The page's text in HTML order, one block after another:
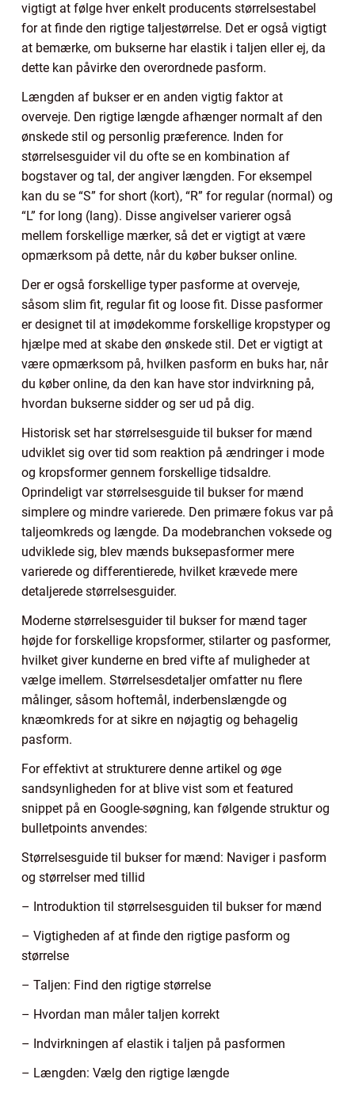
vigtigt at følge hver enkelt producents størrelsestabel
for at finde den rigtige taljestørrelse. Det er også vigtigt
at bemærke, om bukserne har elastik i taljen eller ej, da
dette kan påvirke den overordnede pasform.
Længden af bukser er en anden vigtig faktor at
overveje. Den rigtige længde afhænger normalt af den
ønskede stil og personlig præference. Inden for
størrelsesguider vil du ofte se en kombination af
bogstaver og tal, der angiver længden. For eksempel
kan du se “S” for short (kort), “R” for regular (normal) og
“L” for long (lang). Disse angivelser varierer også
mellem forskellige mærker, så det er vigtigt at være
opmærksom på dette, når du køber bukser online.
Der er også forskellige typer pasforme at overveje,
såsom slim fit, regular fit og loose fit. Disse pasformer
er designet til at imødekomme forskellige kropstyper og
hjælpe med at skabe den ønskede stil. Det er vigtigt at
være opmærksom på, hvilken pasform en buks har, når
du køber online, da den kan have stor indvirkning på,
hvordan bukserne sidder og ser ud på dig.
Historisk set har størrelsesguide til bukser for mænd
udviklet sig over tid som reaktion på ændringer i mode
og kropsformer gennem forskellige tidsaldre.
Oprindeligt var størrelsesguide til bukser for mænd
simplere og mindre varierede. Den primære fokus var på
taljeomkreds og længde. Da modebranchen voksede og
udviklede sig, blev mænds buksepasformer mere
varierede og differentierede, hvilket krævede mere
detaljerede størrelsesguider.
Moderne størrelsesguider til bukser for mænd tager
højde for forskellige kropsformer, stilarter og pasformer,
hvilket giver kunderne en bred vifte af muligheder at
vælge imellem. Størrelsesdetaljer omfatter nu flere
målinger, såsom hoftemål, inderbenslængde og
knæomkreds for at sikre en nøjagtig og behagelig
pasform.
For effektivt at strukturere denne artikel og øge
sandsynligheden for at blive vist som et featured
snippet på en Google-søgning, kan følgende struktur og
bulletpoints anvendes:
Størrelsesguide til bukser for mænd: Naviger i pasform
og størrelser med tillid
– Introduktion til størrelsesguiden til bukser for mænd
– Vigtigheden af at finde den rigtige pasform og
størrelse
– Taljen: Find den rigtige størrelse
– Hvordan man måler taljen korrekt
– Indvirkningen af elastik i taljen på pasformen
– Længden: Vælg den rigtige længde